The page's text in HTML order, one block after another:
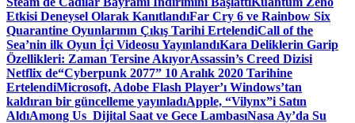
Etkisi Deneysel Olarak KanıtlandıFar Cry 6 ve Rainbow Six
Quarantine Oyunlarının Çıkış Tarihi ErtelendiCall of the
Sea’nin ilk Oyun İçi Videosu YayınlandıKara Deliklerin Garip
Özellikleri: Zaman Tersine AkıyorAssassin’s Creed Dizisi
Netflix de“Cyberpunk 2077” 10 Aralık 2020 Tarihine
ErtelendiMicrosoft, Adobe Flash Player’ı Windows’tan
kaldıran bir güncelleme yayınladıApple, “Vilynx”i Satın
AldıAmong Us Dijital Saat ve Gece LambasıNasa Ay’da Su